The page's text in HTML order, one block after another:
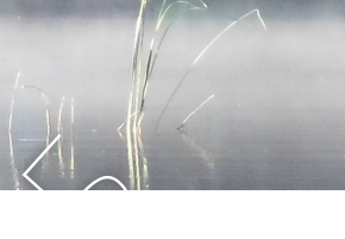
l
e